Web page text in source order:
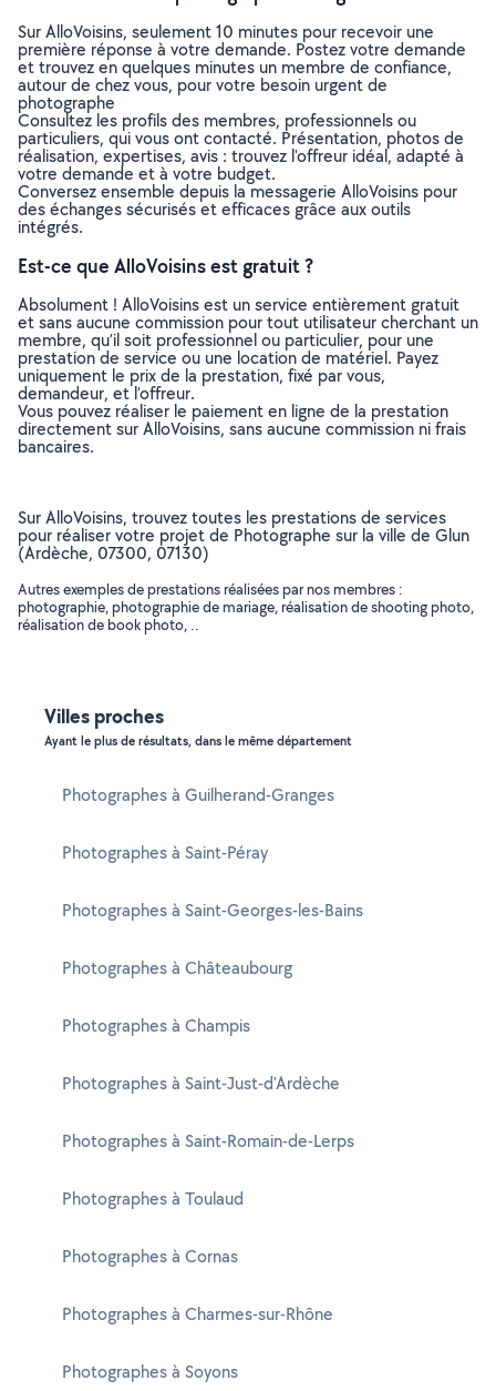
Sur AlloVoisins, seulement 10 minutes pour recevoir une
première réponse à votre demande. Postez votre demande
et trouvez en quelques minutes un membre de confiance,
autour de chez vous, pour votre besoin urgent de
photographe
Consultez les profils des membres, professionnels ou
particuliers, qui vous ont contacté. Présentation, photos de
réalisation, expertises, avis : trouvez l'offreur idéal, adapté à
votre demande et à votre budget.
Conversez ensemble depuis la messagerie AlloVoisins pour
des échanges sécurisés et efficaces grâce aux outils
intégrés.
Est-ce que AlloVoisins est gratuit ?
Absolument ! AlloVoisins est un service entièrement gratuit
et sans aucune commission pour tout utilisateur cherchant un
membre, qu’il soit professionnel ou particulier, pour une
prestation de service ou une location de matériel. Payez
uniquement le prix de la prestation, fixé par vous,
demandeur, et l’offreur.
Vous pouvez réaliser le paiement en ligne de la prestation
directement sur AlloVoisins, sans aucune commission ni frais
bancaires.
Sur AlloVoisins, trouvez toutes les prestations de services
pour réaliser votre projet de Photographe sur la ville de Glun
(Ardèche, 07300, 07130)
Autres exemples de prestations réalisées par nos membres :
photographie, photographie de mariage, réalisation de shooting photo,
réalisation de book photo, ..
Villes proches
Ayant le plus de résultats, dans le même département
Photographes à Guilherand-Granges
Photographes à Saint-Péray
Photographes à Saint-Georges-les-Bains
Photographes à Châteaubourg
Photographes à Champis
Photographes à Saint-Just-d'Ardèche
Photographes à Saint-Romain-de-Lerps
Photographes à Toulaud
Photographes à Cornas
Photographes à Charmes-sur-Rhône
Photographes à Soyons